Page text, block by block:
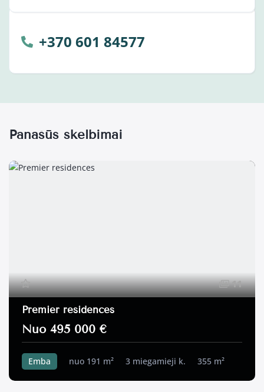
+370 601 84577
Panašūs skelbimai
11
Premier residences
Nuo 495 000 €
Emba nuo 191 m² 3 miegamieji k. 355 m²